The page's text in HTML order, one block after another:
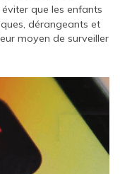
que les enfants
dérangeants et
moyen de surveiller